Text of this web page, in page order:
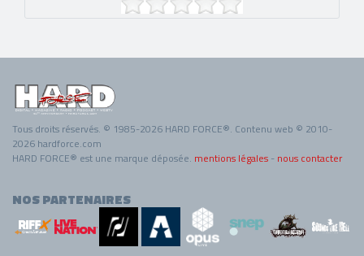
Tous droits réservés. © 1985-2026 HARD FORCE®. Contenu web © 2010-
2026 hardforce.com
HARD FORCE® est une marque déposée. mentions légales - nous contacter
NOS PARTENAIRES